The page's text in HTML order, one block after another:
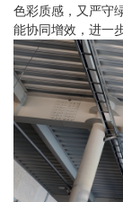
色彩质感，又严守
能协同增效，进一